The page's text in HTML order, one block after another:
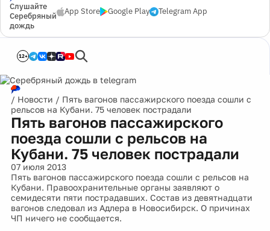
Слушайте
Серебряный
дождь
App Store Google Play Telegram App
12+
/ Новости / Пять вагонов пассажирского поезда сошли с
рельсов на Кубани. 75 человек пострадали
Пять вагонов пассажирского
поезда сошли с рельсов на
Кубани. 75 человек пострадали
07 июля 2013
Пять вагонов пассажирского поезда сошли с рельсов на
Кубани. Правоохранительные органы заявляют о
семидесяти пяти пострадавших. Состав из девятнадцати
вагонов следовал из Адлера в Новосибирск. О причинах
ЧП ничего не сообщается.